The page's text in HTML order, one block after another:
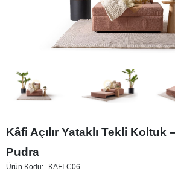
Kâfi Açılır Yataklı Tekli Koltuk
Pudra
Ürün Kodu: KAFİ-C06